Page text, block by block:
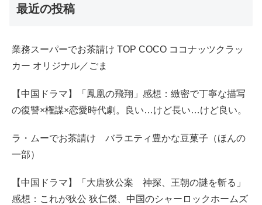
最近の投稿
業務スーパーでお茶請け TOP COCO ココナッツクラッ
カー オリジナル／ごま
【中国ドラマ】「鳳凰の飛翔」感想：緻密で丁寧な描写
の復讐×権謀×恋愛時代劇。良い…けど長い…けど良い。
ラ・ムーでお茶請け バラエティ豊かな豆菓子（ほんの
一部）
【中国ドラマ】「大唐狄公案 神探、王朝の謎を斬る」
感想：これが狄公 狄仁傑、中国のシャーロックホームズ